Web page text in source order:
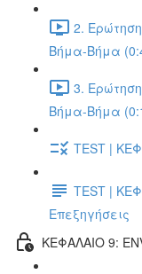
2.
Βήμα-Βήμα
3.
Βήμα-Βήμα
TEST |
TEST |
Επεξηγήσεις
ΚΕΦΑΛΑΙΟ 9: